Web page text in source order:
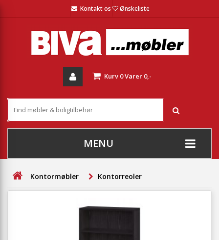
Kontakt os Ønskeliste
Kurv 0Varer 0,-
MENU
+
STUE
Kontormøbler Kontorreoler